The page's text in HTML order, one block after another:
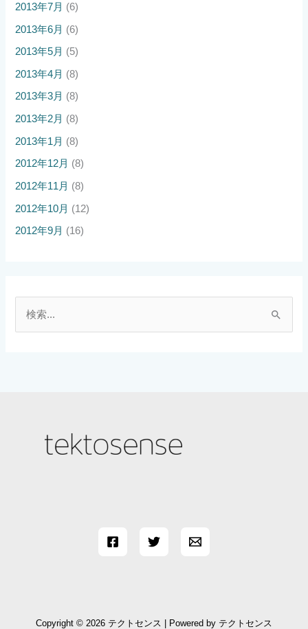
2013年7月 (6)
2013年6月 (6)
2013年5月 (5)
2013年4月 (8)
2013年3月 (8)
2013年2月 (8)
2013年1月 (8)
2012年12月 (8)
2012年11月 (8)
2012年10月 (12)
2012年9月 (16)
Copyright © 2026 テクトセンス | Powered by テクトセンス